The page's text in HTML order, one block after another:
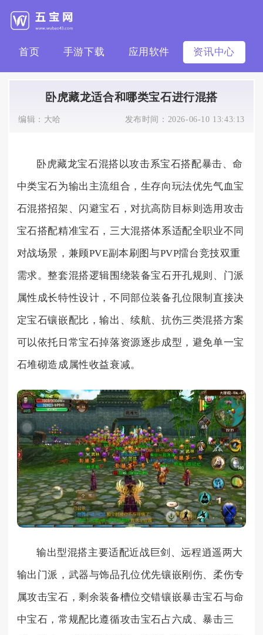
首页 手游下载 应用软件 资讯中心
卧虎藏龙适合和哪类宝石进行混搭
编辑： 大哈 发布时间： 2026-06-10 13:43:13
卧虎藏龙宝石混搭以攻击系宝石搭配暴击、命
中类宝石为输出主流组合，生存向玩法优先气血宝
石混搭招架、闪避宝石，对抗高防目标则选用攻击
宝石搭配精准宝石，三大混搭体系适配全职业不同
对战场景，兼顾PVE副本刷图与PVP擂台竞技双重
需求。整套混搭逻辑围绕装备宝石开孔规则、门派
属性成长特性设计，不同部位装备孔位限制直接决
定宝石镶嵌配比，输出、续航、抗伤三类混搭方案
可以依托日常宝石掉落资源逐步成型，避免单一宝
石堆砌造成属性收益衰减。
输出型混搭主要适配近战巨剑、远程逍遥两大
输出门派，武器与饰品孔位优先镶嵌刚伤、柔伤专
属攻击宝石，剩余装备槽位交错镶嵌暴击宝石与命
中宝石，常规配比遵循攻击宝石占六成、暴击三